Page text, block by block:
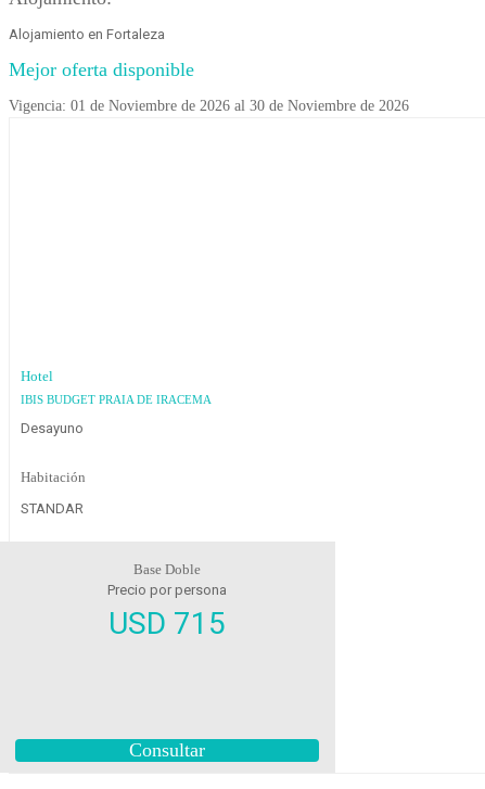
Alojamiento en Fortaleza
Mejor oferta disponible
Vigencia: 01 de Noviembre de 2026 al 30 de Noviembre de 2026
Hotel
IBIS BUDGET PRAIA DE IRACEMA
Desayuno
Habitación
STANDAR
Base Doble
Precio por persona
USD 715
Consultar